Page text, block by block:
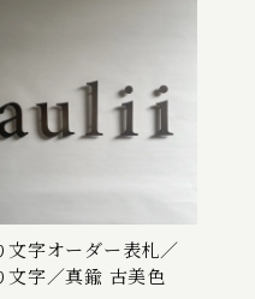
文字オーダー表札／
文字／真鍮 古美色